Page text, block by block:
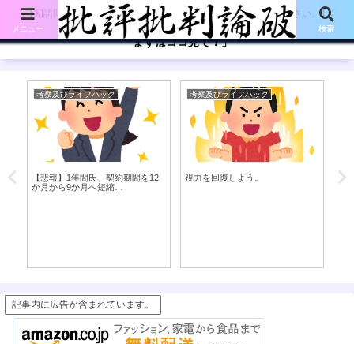
【初訪問の方は、下記の「まずはココ見て!」ボタンをご覧ください。】
「まずはココ見て！」
考察及びライフハック
【悲報】1年間氏、契約期間を12
か月から9か月へ短縮…
考察及びライフハック
視力を回復しよう。
「
記事内に広告が含まれています。
メニュー 検索